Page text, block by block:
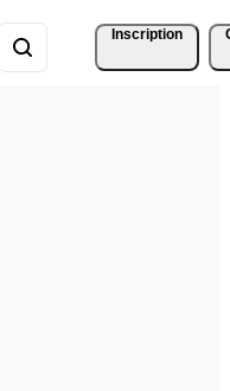
Inscription